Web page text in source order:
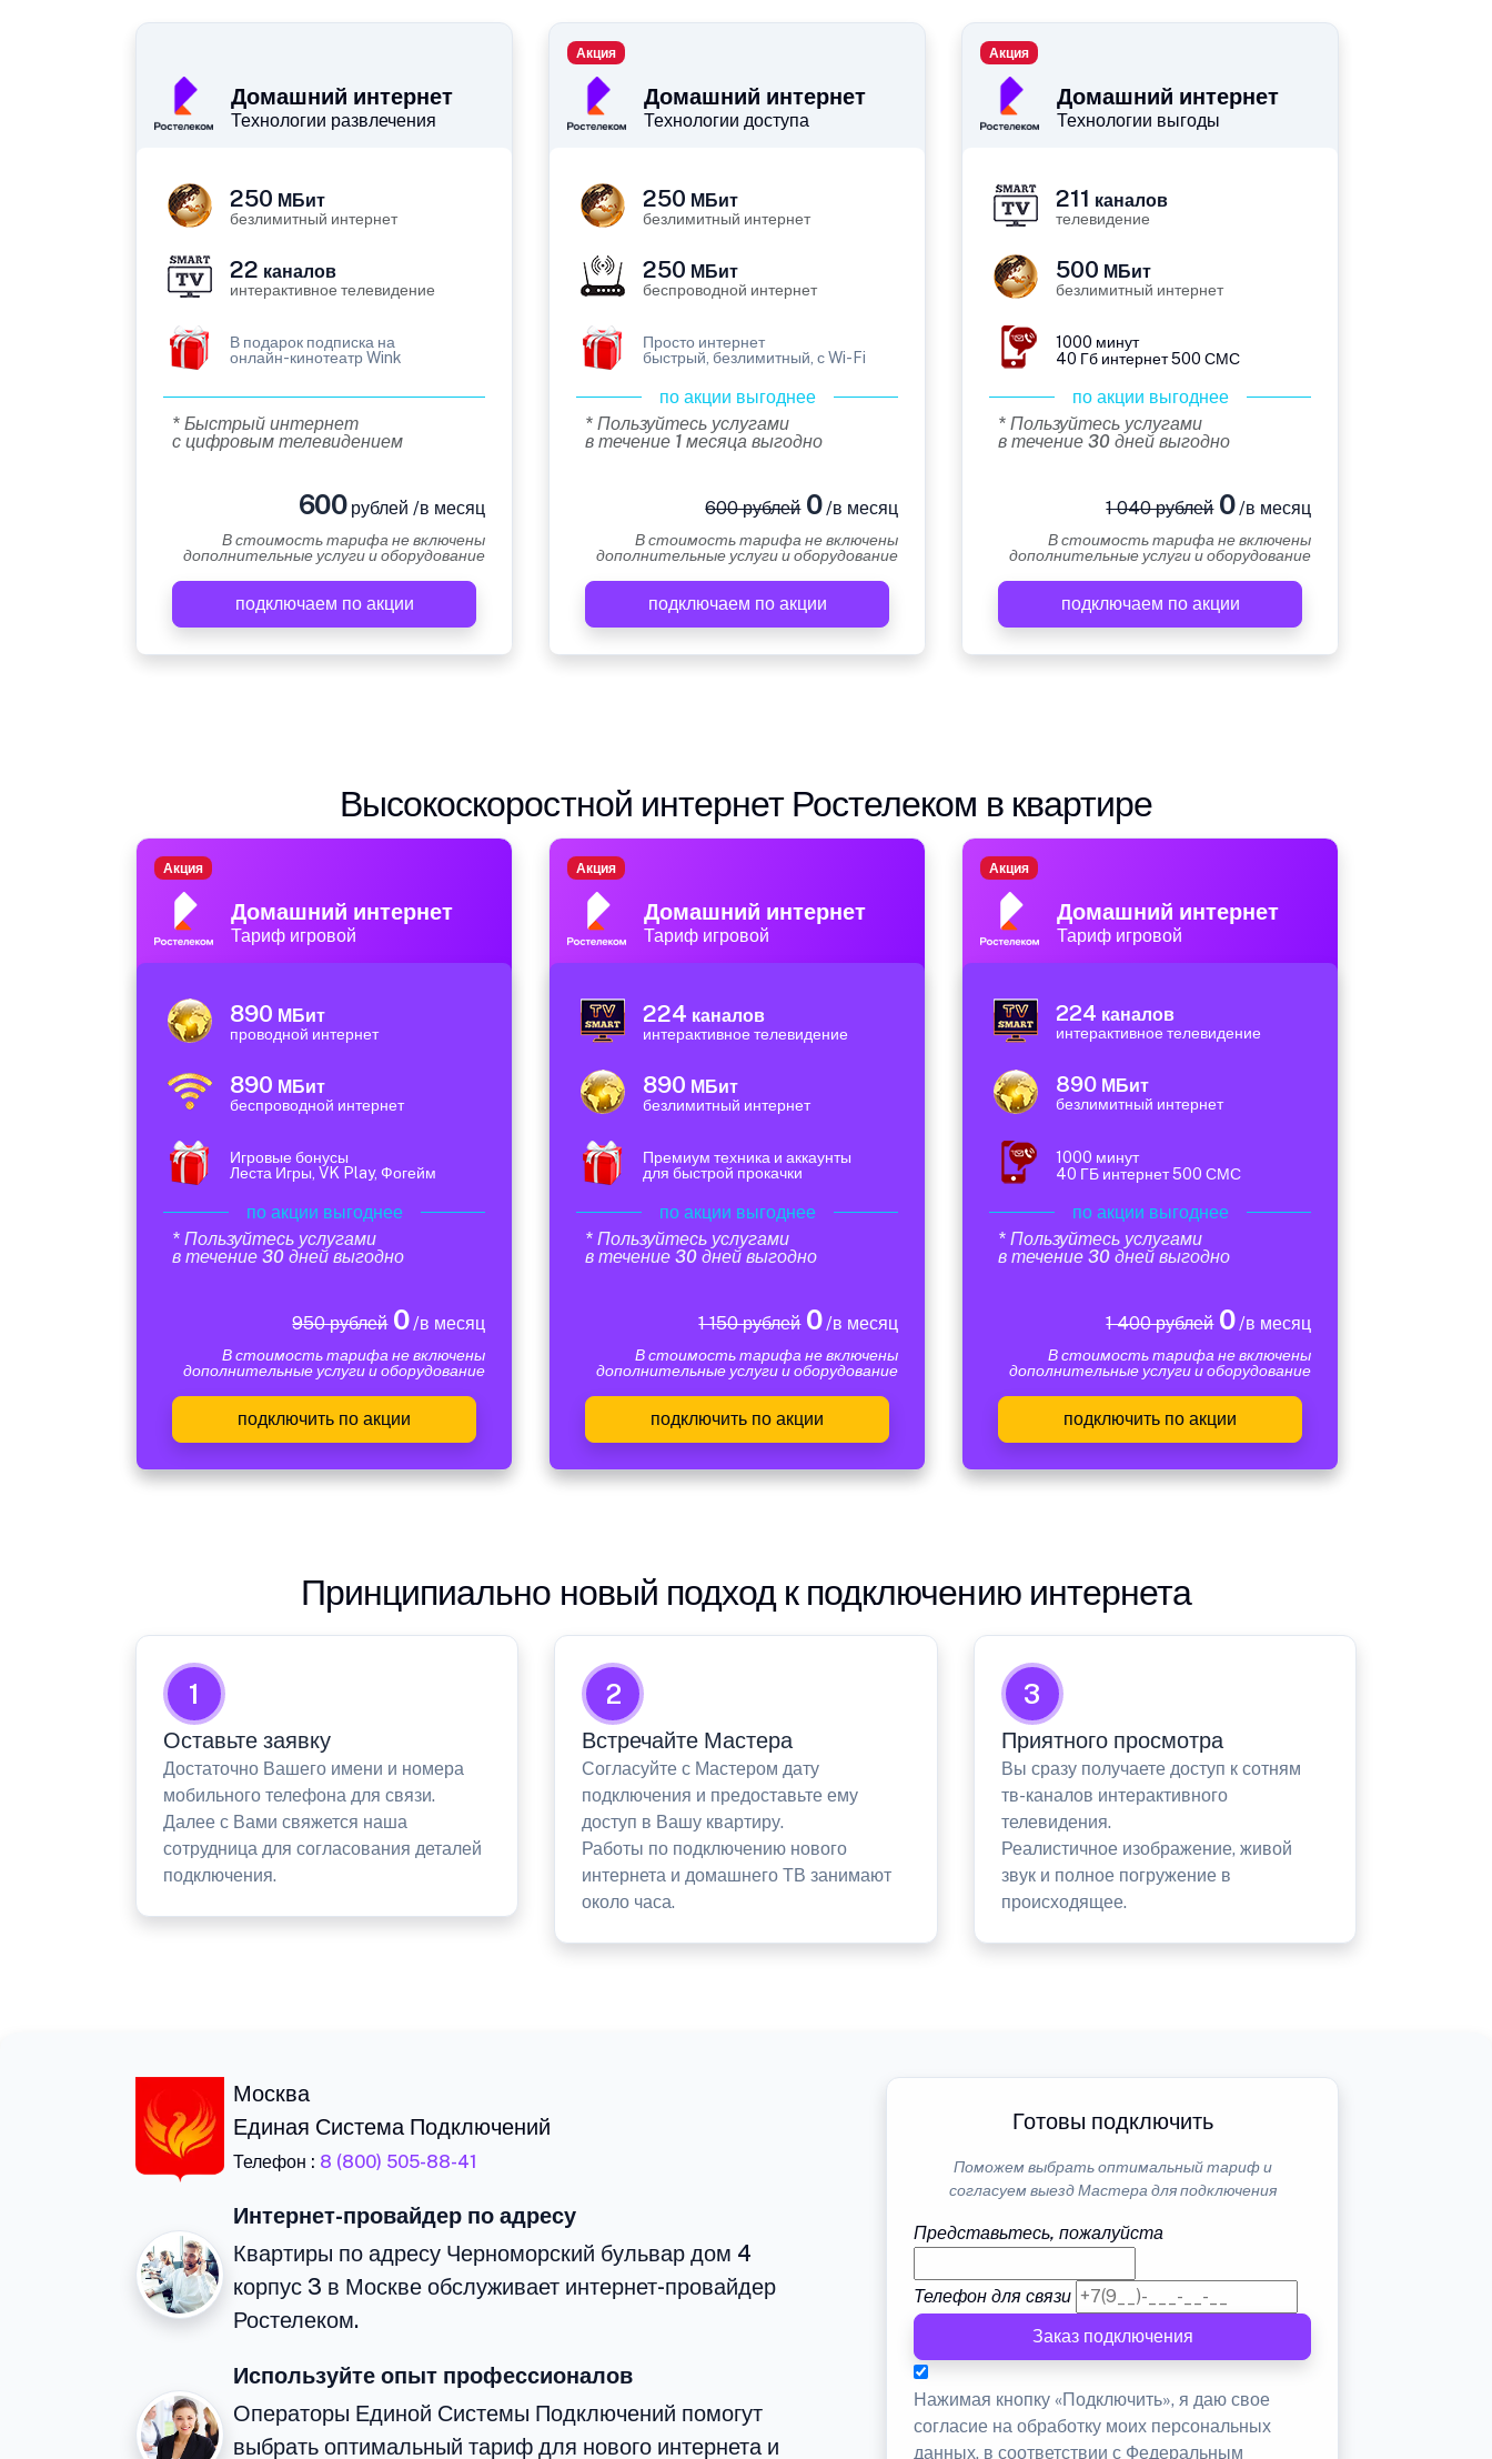
Домашний интернет
Технологии развлечения
250 МБит
безлимитный интернет
22 каналов
интерактивное телевидение
В подарок подписка на
онлайн-кинотеатр Wink
* Быстрый интернет
с цифровым телевидением
600рублей /в месяц
В стоимость тарифа не включены
дополнительные услуги и оборудование
подключаем по акции
Домашний интернет
Технологии доступа
Акция
250 МБит
безлимитный интернет
250 МБит
беспроводной интернет
Просто интернет
быстрый, безлимитный, с Wi-Fi
по акции выгоднее
* Пользуйтесь услугами
в течение 1 месяца выгодно
600 рублей0/в месяц
В стоимость тарифа не включены
дополнительные услуги и оборудование
подключаем по акции
Домашний интернет
Технологии выгоды
Акция
211 каналов
телевидение
500 МБит
безлимитный интернет
1000 минут
40 Гб интернет 500 СМС
по акции выгоднее
* Пользуйтесь услугами
в течение 30 дней выгодно
1 040 рублей0/в месяц
В стоимость тарифа не включены
дополнительные услуги и оборудование
подключаем по акции
Высокоскоростной интернет Ростелеком в квартире
Домашний интернет
Тариф игровой
Акция
890 МБит
проводной интернет
890 МБит
беспроводной интернет
Игровые бонусы
Леста Игры, VK Play, Фогейм
по акции выгоднее
* Пользуйтесь услугами
в течение 30 дней выгодно
950 рублей0/в месяц
В стоимость тарифа не включены
дополнительные услуги и оборудование
подключить по акции
Домашний интернет
Тариф игровой
Акция
224 каналов
интерактивное телевидение
890 МБит
безлимитный интернет
Премиум техника и аккаунты
для быстрой прокачки
по акции выгоднее
* Пользуйтесь услугами
в течение 30 дней выгодно
1 150 рублей0/в месяц
В стоимость тарифа не включены
дополнительные услуги и оборудование
подключить по акции
Домашний интернет
Тариф игровой
Акция
224 каналов
интерактивное телевидение
890 МБит
безлимитный интернет
1000 минут
40 ГБ интернет 500 СМС
по акции выгоднее
* Пользуйтесь услугами
в течение 30 дней выгодно
1 400 рублей0/в месяц
В стоимость тарифа не включены
дополнительные услуги и оборудование
подключить по акции
Принципиально новый подход к подключению интернета
1
Оставьте заявку
Достаточно Вашего имени и номера
мобильного телефона для связи.
Далее с Вами свяжется наша
сотрудница для согласования деталей
подключения.
2
Встречайте Мастера
Согласуйте с Мастером дату
подключения и предоставьте ему
доступ в Вашу квартиру.
Работы по подключению нового
интернета и домашнего ТВ занимают
около часа.
3
Приятного просмотра
Вы сразу получаете доступ к сотням
тв-каналов интерактивного
телевидения.
Реалистичное изображение, живой
звук и полное погружение в
происходящее.
Москва
Единая Система Подключений
Телефон : 8 (800) 505-88-41
Интернет-провайдер по адресу
Квартиры по адресу Черноморский бульвар дом 4
корпус 3 в Москве обслуживает интернет-провайдер
Ростелеком.
Используйте опыт профессионалов
Операторы Единой Системы Подключений помогут
выбрать оптимальный тариф для нового интернета и
Готовы подключить
Поможем выбрать оптимальный тариф и
согласуем выезд Мастера для подключения
Представьтесь, пожалуйста
Телефон для связи
Заказ подключения
Нажимая кнопку «Подключить», я даю свое
согласие на обработку моих персональных
данных, в соответствии с Федеральным